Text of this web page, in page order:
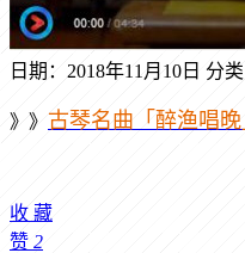
日期：2018年11月10日 分类
》》 古琴名曲「醉渔唱
收 藏
赞 2